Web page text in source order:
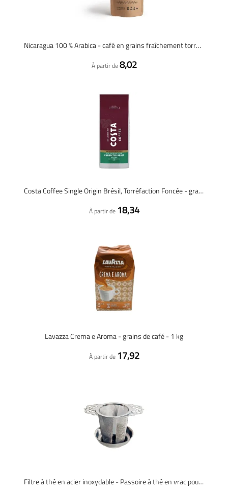
Nicaragua 100 % Arabica - café en grains fraîchement torréfié
À partir de8,02
Costa Coffee Single Origin Brésil, Torréfaction Foncée - grains de café - 1 kilo
À partir de 18,34
Lavazza Crema e Aroma - grains de café - 1 kg
À partir de 17,92
Filtre à thé en acier inoxydable - Passoire à thé en vrac pour tasse ou pot entier avec support et égouttoir